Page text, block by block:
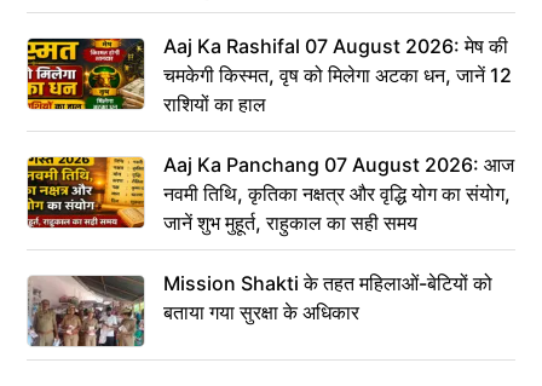
Aaj Ka Rashifal 07 August 2026: मेष की
चमकेगी किस्मत, वृष को मिलेगा अटका धन, जानें 12
राशियों का हाल
Aaj Ka Panchang 07 August 2026: आज
नवमी तिथि, कृतिका नक्षत्र और वृद्धि योग का संयोग,
जानें शुभ मुहूर्त, राहुकाल का सही समय
Mission Shakti के तहत महिलाओं-बेटियों को
बताया गया सुरक्षा के अधिकार